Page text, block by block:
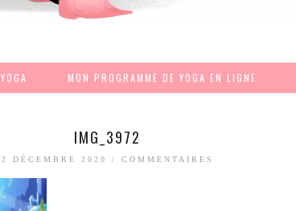
YOGA MON PROGRAMME DE YOGA EN LIGNE
IMG_3972
2 DÉCEMBRE 2020 / COMMENTAIRES